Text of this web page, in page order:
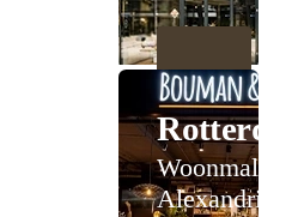
Rotterdam
Woonmall
Alexandrium